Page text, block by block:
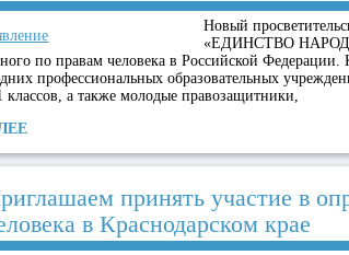
Новый
«ЕДИНСТВО
по правам человека в Российской Федерации.
профессиональных образовательных
классов, а также молодые правозащитники,
принять участие в
в Краснодарском крае